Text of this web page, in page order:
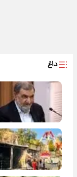
داغ